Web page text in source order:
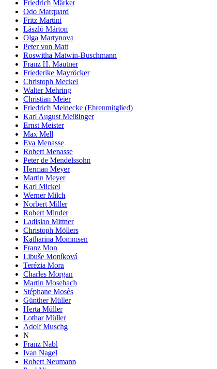
Friedrich Märker
Odo Marquard
Fritz Martini
László Márton
Olga Martynova
Peter von Matt
Roswitha Matwin-Buschmann
Franz H. Mautner
Friederike Mayröcker
Christoph Meckel
Walter Mehring
Christian Meier
Friedrich Meinecke (Ehrenmitglied)
Karl August Meißinger
Ernst Meister
Max Mell
Eva Menasse
Robert Menasse
Peter de Mendelssohn
Herman Meyer
Martin Meyer
Karl Mickel
Werner Milch
Norbert Miller
Robert Minder
Ladislao Mittner
Christoph Möllers
Katharina Mommsen
Franz Mon
Libuše Moníková
Terézia Mora
Charles Morgan
Martin Mosebach
Stéphane Mosès
Günther Müller
Herta Müller
Lothar Müller
Adolf Muschg
N
Franz Nabl
Ivan Nagel
Robert Neumann